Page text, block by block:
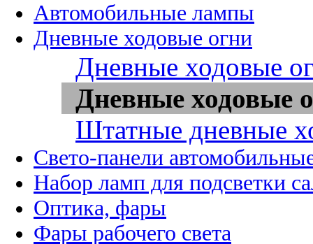
Автомобильные лампы
Дневные ходовые огни
Дневные ходовые
Дневные ходовые
Штатные дневные
Свето-панели
Набор ламп для подсветки
Оптика, фары
Фары рабочего света